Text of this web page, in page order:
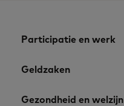
Participatie en werk
Geldzaken
Gezondheid en welzijn